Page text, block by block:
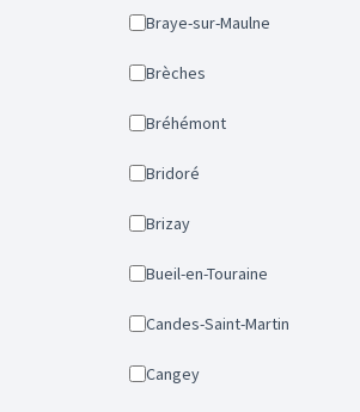
Braye-sur-Maulne
Brèches
Bréhémont
Bridoré
Brizay
Bueil-en-Touraine
Candes-Saint-Martin
Cangey